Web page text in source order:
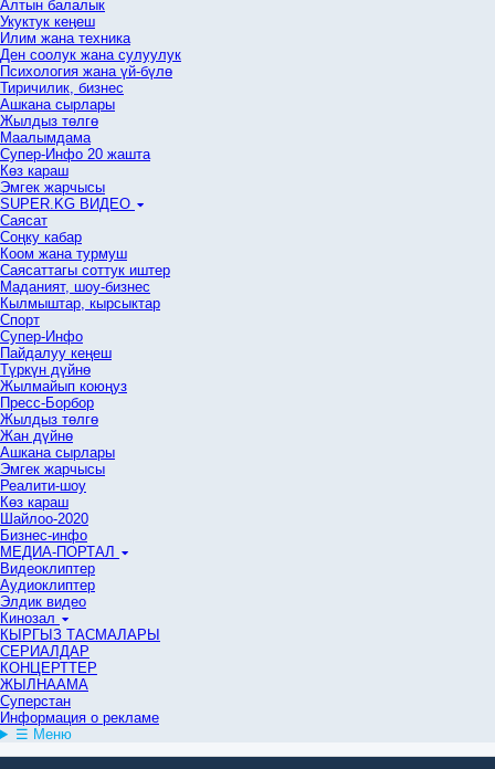
Алтын балалык
Укуктук кеӊеш
Илим жана техника
Ден соолук жана сулуулук
Психология жана үй-бүлө
Тиричилик, бизнес
Ашкана сырлары
Жылдыз төлгө
Маалымдама
Супер-Инфо 20 жашта
Көз караш
Эмгек жарчысы
SUPER.KG ВИДЕО
Саясат
Cоңку кабар
Коом жана турмуш
Саясаттагы соттук иштер
Маданият, шоу-бизнес
Кылмыштар, кырсыктар
Спорт
Супер-Инфо
Пайдалуу кеңеш
Түркүн дүйнө
Жылмайып коюңуз
Пресс-Борбор
Жылдыз төлгө
Жан дүйнө
Ашкана сырлары
Эмгек жарчысы
Реалити-шоу
Көз караш
Шайлоо-2020
Бизнес-инфо
МЕДИА-ПОРТАЛ
Видеоклиптер
Аудиоклиптер
Элдик видео
Кинозал
КЫРГЫЗ ТАСМАЛАРЫ
СЕРИАЛДАР
КОНЦЕРТТЕР
ЖЫЛНААМА
Суперстан
Информация о рекламе
☰ Меню